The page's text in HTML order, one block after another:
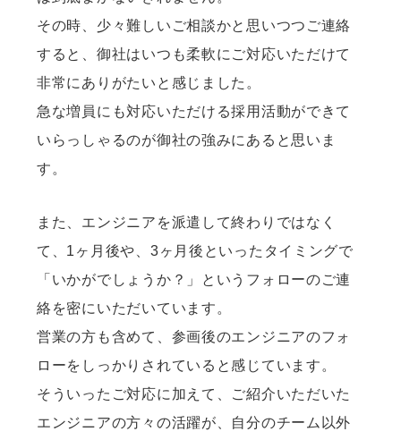
その時、少々難しいご相談かと思いつつご連絡
すると、御社はいつも柔軟にご対応いただけて
非常にありがたいと感じました。
急な増員にも対応いただける採用活動ができて
いらっしゃるのが御社の強みにあると思いま
す。
また、エンジニアを派遣して終わりではなく
て、1ヶ月後や、3ヶ月後といったタイミングで
「いかがでしょうか？」というフォローのご連
絡を密にいただいています。
営業の方も含めて、参画後のエンジニアのフォ
ローをしっかりされていると感じています。
そういったご対応に加えて、ご紹介いただいた
エンジニアの方々の活躍が、自分のチーム以外